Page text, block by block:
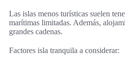
Las islas menos turísticas suelen
marítimas limitadas. Además,
grandes cadenas.
Factores isla tranquila a considerar: